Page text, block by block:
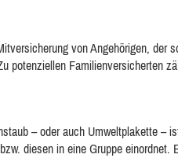
von Angehörigen, der
potenziellen Familienversicherten
– oder auch Umweltplakette –
diesen in eine Gruppe